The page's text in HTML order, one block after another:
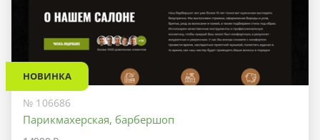
НОВИНКА
№ 106686
Парикмахерская, барбершоп